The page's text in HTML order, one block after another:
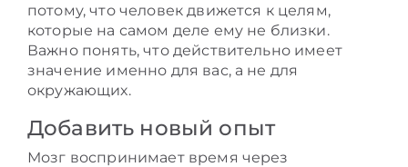
потому, что человек движется к целям,
которые на самом деле ему не близки.
Важно понять, что действительно имеет
значение именно для вас, а не для
окружающих.
Добавить новый опыт
Мозг воспринимает время через